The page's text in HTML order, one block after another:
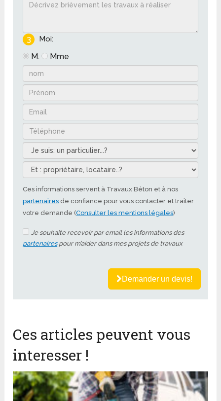
3 Moi:
M. Mme
Ces informations servent à Travaux Béton et à nos
partenaires de confiance pour vous contacter et traiter
votre demande (Consulter les mentions légales)
Je souhaite recevoir par email les informations des
partenairespour m’aider dans mes projets de travaux
Demander un devis!
Ces articles peuvent vous
interesser !